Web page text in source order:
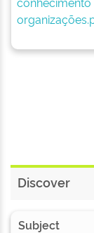
Discover
Subject